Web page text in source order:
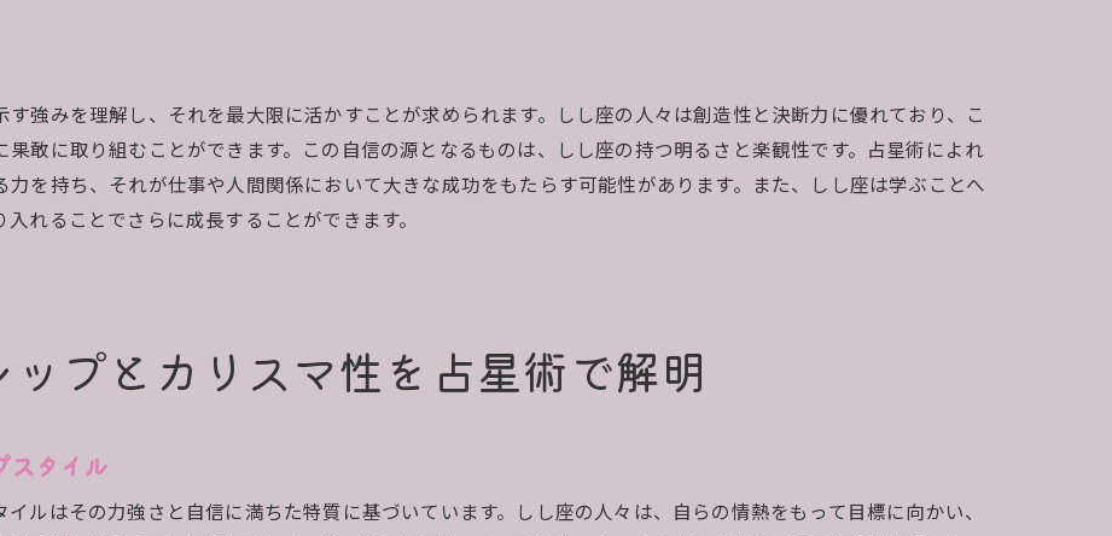
占星術が示すしし座の心理
しし座特有の行動パターン
しし座の感情の動き
しし座の長所を活かす方法
強みを理解し、それを最大限に活かすことが求められます。しし座の人々は創造性と決断力に優れており、こ
敢に取り組むことができます。この自信の源となるものは、しし座の持つ明るさと楽観性です。占星術によれ
を持ち、それが仕事や人間関係において大きな成功をもたらす可能性があります。また、しし座は学ぶことへ
れることでさらに成長することができます。
プとカリスマ性を占星術で解明
スタイル
ルはその力強さと自信に満ちた特質に基づいています。しし座の人々は、自らの情熱をもって目標に向かい、